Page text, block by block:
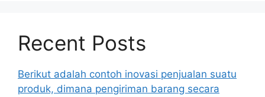
Recent Posts
Berikut adalah contoh inovasi penjualan suatu
produk, dimana pengiriman barang secara